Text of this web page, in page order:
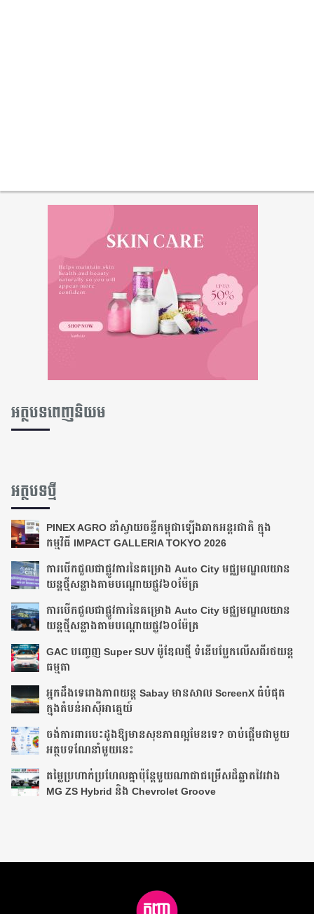
អត្ថបទពេញនិយម
អត្ថបទថ្មី
PINEX AGRO នាំស្វាយចន្ទីកម្ពុជាឡើងឆាកអន្តរជាតិ ក្នុង
កម្មវិធី IMPACT GALLERIA TOKYO 2026
ការបើកជួលជាផ្លូវការនៃគម្រោង Auto City មជ្ឈមណ្ឌលយាន
យន្តថ្មីសន្លាងតាមបណ្ដោយ​ផ្លូវ​៦០ម៉ែត្រ
ការបើកជួលជាផ្លូវការនៃគម្រោង Auto City មជ្ឈមណ្ឌលយាន
យន្តថ្មីសន្លាងតាមបណ្ដោយ​ផ្លូវ​៦០ម៉ែត្រ
GAC បញ្ចេញ Super SUV ម៉ូឌែលថ្មី ទំនើបប្លែកលើសពីរថយន្ត
ធម្មតា
អ្នក​ដឹង​ទេ​រោង​ភាព​យន្ត​ Sabay មាន​សាល ScreenX ធំ​បំផុត​
ក្នុង​តំបន់​អាស៊ីអាគ្នេយ៍​
ចង់ការពារបេះដូងឱ្យមានសុខភាពល្អមែនទេ? ចាប់ផ្តើមជាមួយ
អត្ថបទណែនាំមួយនេះ
តម្លៃប្រហាក់ប្រហែលគ្នាប៉ុន្តែមួយណាជាជម្រើសដ៏ឆ្លាតវៃរវាង
MG ZS Hybrid និង Chevrolet Groove